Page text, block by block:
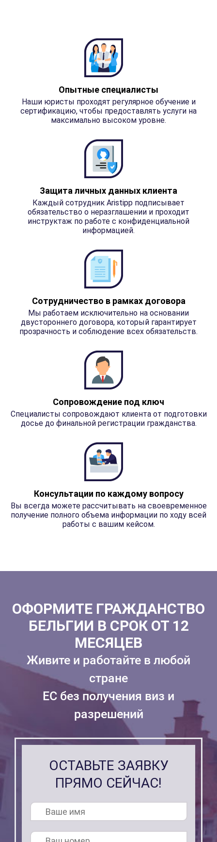
Опытные специалисты
Наши юристы проходят регулярное обучение и
сертификацию, чтобы предоставлять услуги на
максимально высоком уровне.
Защита личных данных клиента
Каждый сотрудник Aristipp подписывает
обязательство о неразглашении и проходит
инструктаж по работе с конфиденциальной
информацией.
Сотрудничество в рамках договора
Мы работаем исключительно на основании
двустороннего договора, который гарантирует
прозрачность и соблюдение всех обязательств.
Сопровождение под ключ
Специалисты сопровождают клиента от подготовки
досье до финальной регистрации гражданства.
Консультации по каждому вопросу
Вы всегда можете рассчитывать на своевременное
получение полного объема информации по ходу всей
работы с вашим кейсом.
ОФОРМИТЕ ГРАЖДАНСТВО
БЕЛЬГИИ В СРОК ОТ 12
МЕСЯЦЕВ
Живите и работайте в любой
стране
ЕС без получения виз и
разрешений
ОСТАВЬТЕ ЗАЯВКУ
ПРЯМО СЕЙЧАС!